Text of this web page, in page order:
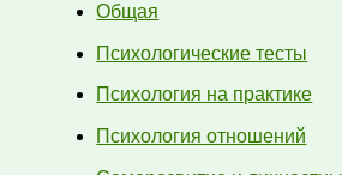
Общая
Психологические тесты
Психология на практике
Психология отношений